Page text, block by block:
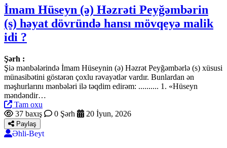
İmam Hüseyn (ə) Həzrəti Peyğəmbərin
(s) həyat dövründə hansı mövqeyə malik
idi ?
Şərh :
Şiə mənbələrində İmam Hüseynin (ə) Həzrət Peyğəmbərlə (s) xüsusi
münasibətini göstərən çoxlu rəvayətlər vardır. Bunlardan ən
məşhurlarını mənbələri ilə təqdim edirəm: .......... 1. «Hüseyn
məndəndir…
Tam oxu
37 baxış
0 Şərh 20 İyun, 2026
Paylaş
Əhli-Beyt